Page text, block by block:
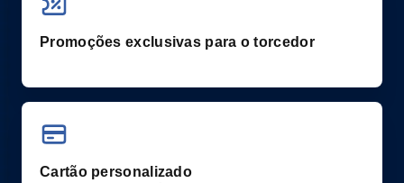
Promoções exclusivas para o torcedor
Cartão personalizado